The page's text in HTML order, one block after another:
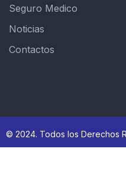
Seguro Medico
Noticias
Contactos
© 2024. Todos los Derechos